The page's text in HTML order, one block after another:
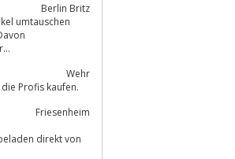
Berlin Britz
umtauschen
Wehr
Kaufen wo die Profis kaufen.
Friesenheim